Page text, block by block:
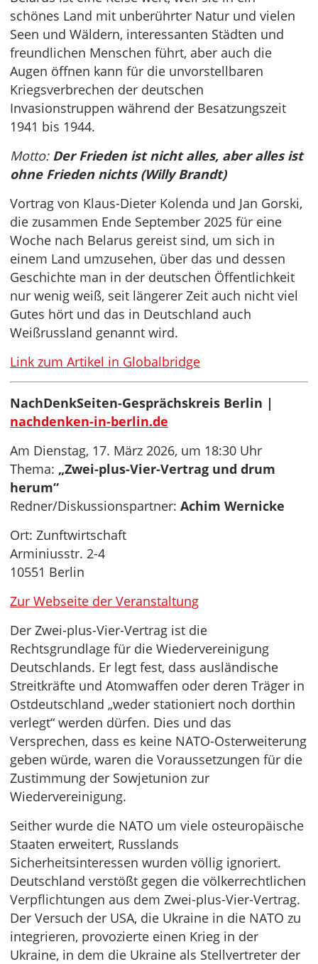
schönes Land mit unberührter Natur und vielen
Seen und Wäldern, interessanten Städten und
freundlichen Menschen führt, aber auch die
Augen öffnen kann für die unvorstellbaren
Kriegsverbrechen der deutschen
Invasionstruppen während der Besatzungszeit
1941 bis 1944.
Motto: Der Frieden ist nicht alles, aber alles ist
ohne Frieden nichts (Willy Brandt)
Vortrag von Klaus-Dieter Kolenda und Jan Gorski,
die zusammen Ende September 2025 für eine
Woche nach Belarus gereist sind, um sich in
einem Land umzusehen, über das und dessen
Geschichte man in der deutschen Öffentlichkeit
nur wenig weiß, seit längerer Zeit auch nicht viel
Gutes hört und das in Deutschland auch
Weißrussland genannt wird.
Link zum Artikel in Globalbridge
NachDenkSeiten-Gesprächskreis Berlin |
nachdenken-in-berlin.de
Am Dienstag, 17. März 2026, um 18:30 Uhr
Thema: „Zwei-plus-Vier-Vertrag und drum
herum“
Redner/Diskussionspartner: Achim Wernicke
Ort: Zunftwirtschaft
Arminiusstr. 2-4
10551 Berlin
Zur Webseite der Veranstaltung
Der Zwei-plus-Vier-Vertrag ist die
Rechtsgrundlage für die Wiedervereinigung
Deutschlands. Er legt fest, dass ausländische
Streitkräfte und Atomwaffen oder deren Träger in
Ostdeutschland „weder stationiert noch dorthin
verlegt“ werden dürfen. Dies und das
Versprechen, dass es keine NATO-Osterweiterung
geben würde, waren die Voraussetzungen für die
Zustimmung der Sowjetunion zur
Wiedervereinigung.
Seither wurde die NATO um viele osteuropäische
Staaten erweitert, Russlands
Sicherheitsinteressen wurden völlig ignoriert.
Deutschland verstößt gegen die völkerrechtlichen
Verpflichtungen aus dem Zwei-plus-Vier-Vertrag.
Der Versuch der USA, die Ukraine in die NATO zu
integrieren, provozierte einen Krieg in der
Ukraine, in dem die Ukraine als Stellvertreter der